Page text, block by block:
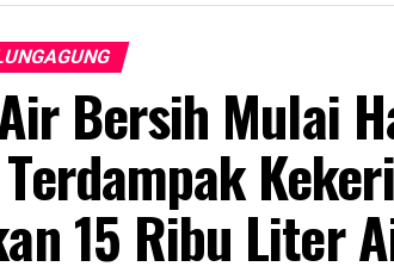
Bersih Mulai
15 Ribu Liter